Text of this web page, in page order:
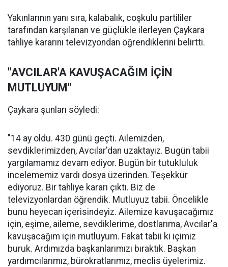
Yakınlarının yanı sıra, kalabalık, coşkulu partililer
tarafından karşılanan ve güçlükle ilerleyen Çaykara
tahliye kararını televizyondan öğrendiklerini belirtti.
"AVCILAR'A KAVUŞACAĞIM İÇİN
MUTLUYUM"
Çaykara şunları söyledi:
"14 ay oldu. 430 günü geçti. Ailemizden,
sevdiklerimizden, Avcılar'dan uzaktayız. Bugün tabii
yargılamamız devam ediyor. Bugün bir tutukluluk
incelememiz vardı dosya üzerinden. Teşekkür
ediyoruz. Bir tahliye kararı çıktı. Biz de
televizyonlardan öğrendik. Mutluyuz tabii. Öncelikle
bunu heyecan içerisindeyiz. Ailemize kavuşacağımız
için, eşime, aileme, sevdiklerime, dostlarıma, Avcılar'a
kavuşacağım için mutluyum. Fakat tabii ki içimiz
buruk. Ardımızda başkanlarımızı bıraktık. Başkan
yardımcılarımız, bürokratlarımız, meclis üyelerimiz.